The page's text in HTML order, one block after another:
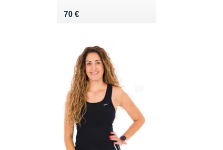
70 €
Vendu 70 €